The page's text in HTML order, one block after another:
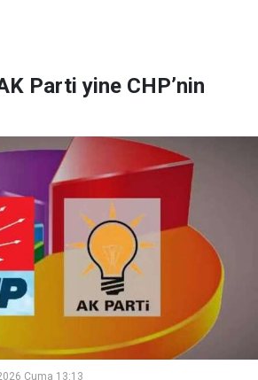
Parti yine CHP’nin
Cuma 13:13